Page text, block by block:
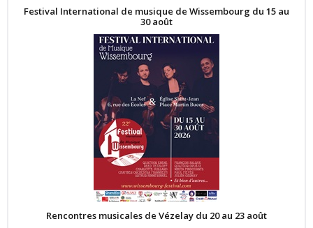
Festival International de musique de Wissembourg du 15 au
30 août
Rencontres musicales de Vézelay du 20 au 23 août